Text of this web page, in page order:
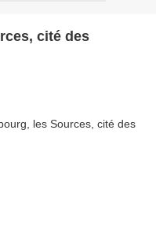
cité des